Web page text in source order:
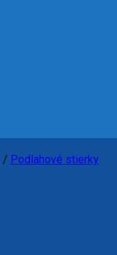
/ Podlahové stierky